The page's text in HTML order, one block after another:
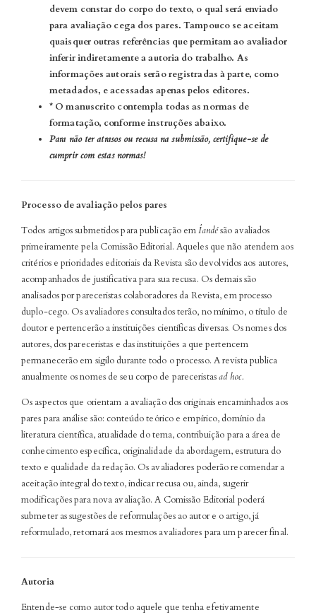
devem constar do corpo do texto, o qual será enviado
para avaliação cega dos pares. Tampouco se aceitam
quaisquer outras referências que permitam ao avaliador
inferir indiretamente a autoria do trabalho. As
informações autorais serão registradas à parte, como
metadados, e acessadas apenas pelos editores.
* O manuscrito contempla todas as normas de
formatação, conforme instruções abaixo.
Para não ter atrasos ou recusa na submissão, certifique-se de
cumprir com estas normas!
Processo de avaliação pelos pares
Todos artigos submetidos para publicação emÎandésão avaliados
primeiramente pela Comissão Editorial. Aqueles que não atendem aos
critérios e prioridades editoriais da Revista são devolvidos aos autores,
acompanhados de justificativa para sua recusa. Os demais são
analisados por pareceristas colaboradores da Revista, em processo
duplo-cego. Os avaliadores consultados terão, no mínimo, o título de
doutor e pertencerão a instituições científicas diversas. Os nomes dos
autores, dos pareceristas e das instituições a que pertencem
permanecerão em sigilo durante todo o processo. A revista publica
anualmente os nomes de seu corpo de pareceristasad hoc.
Os aspectos que orientam a avaliação dos originais encaminhados aos
pares para análise são: conteúdo teórico e empírico, domínio da
literatura científica, atualidade do tema, contribuição para a área de
conhecimento específica, originalidade da abordagem, estrutura do
texto e qualidade da redação. Os avaliadores poderão recomendar a
aceitação integral do texto, indicar recusa ou, ainda, sugerir
modificações para nova avaliação. A Comissão Editorial poderá
submeter as sugestões de reformulações ao autor e o artigo, já
reformulado, retornará aos mesmos avaliadores para um parecer final.
Autoria
Entende-se como autor todo aquele que tenha efetivamente